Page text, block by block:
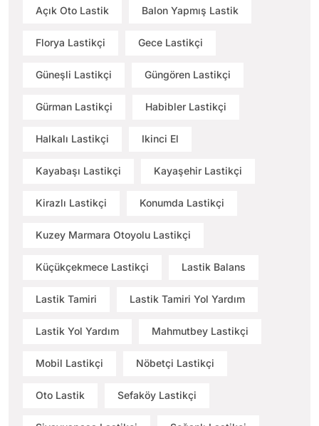
Açık Oto Lastik Balon Yapmış Lastik
Florya Lastikçi Gece Lastikçi
Güneşli Lastikçi Güngören Lastikçi
Gürman Lastikçi Habibler Lastikçi
Halkalı Lastikçi Ikinci El
Kayabaşı Lastikçi Kayaşehir Lastikçi
Kirazlı Lastikçi Konumda Lastikçi
Kuzey Marmara Otoyolu Lastikçi
Küçükçekmece Lastikçi Lastik Balans
Lastik Tamiri Lastik Tamiri Yol Yardım
Lastik Yol Yardım Mahmutbey Lastikçi
Mobil Lastikçi Nöbetçi Lastikçi
Oto Lastik Sefaköy Lastikçi